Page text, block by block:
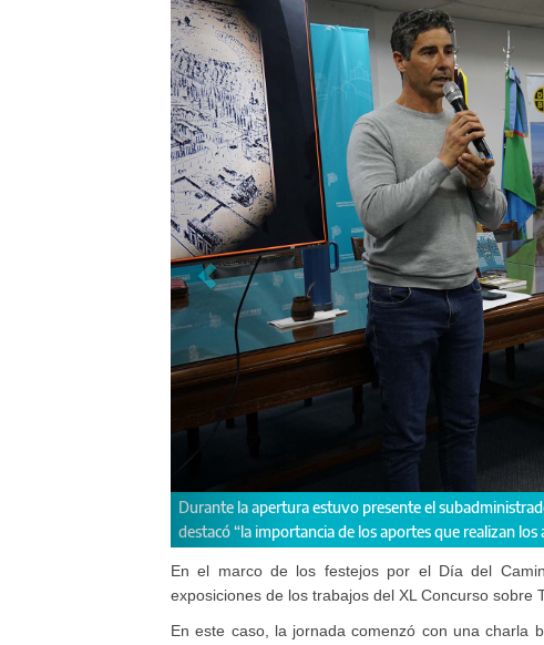
Nicolás Colombo fue invitado a disertar acerca de
En el marco de los festejos por el Día del
exposiciones de los trabajos del XL Concurso sobre
En este caso, la jornada comenzó con una charla
Plata; y continuó con el desarrollo del trabajo